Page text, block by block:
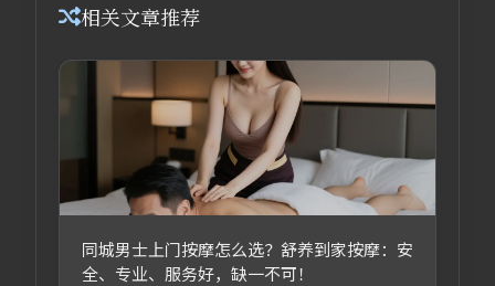
相关文章推荐
同城男士上门按摩怎么选？舒养到家按摩：安
全、专业、服务好，缺一不可！